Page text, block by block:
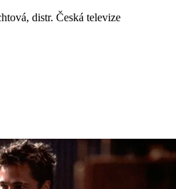
distr. Česká televize